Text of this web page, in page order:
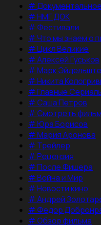
#
#НМГ ДОК
#Фестивали
#Что мы знаем о
#Цикл Великие
#Алексей Гуськов
#Марк
#Никита
#Главные
#Саша Петров
#Смотреть
#Юра Борисов
#Мария Аронова
# Трейлер
#Рецензия
#После Фишера
#Война и Мир
#Новости кино
#Андрей
#Федор
#Обзор фильма